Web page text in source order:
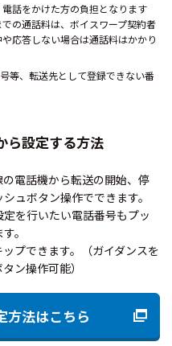
話をかけた方の負担となります
の通話料は、ボイスワープ契約者
応答しない場合は通話料はかかり
等、転送先として登録できない番
ら設定する方法
電話機から転送の開始、停
ュボタン操作でできます。
を行いたい電話番号もプッ
。
プできます。（ガイダンスを
ン操作可能）
方法はこちら